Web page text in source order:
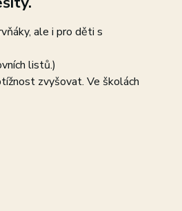
ale i pro děti s
listů.)
zvyšovat. Ve školách